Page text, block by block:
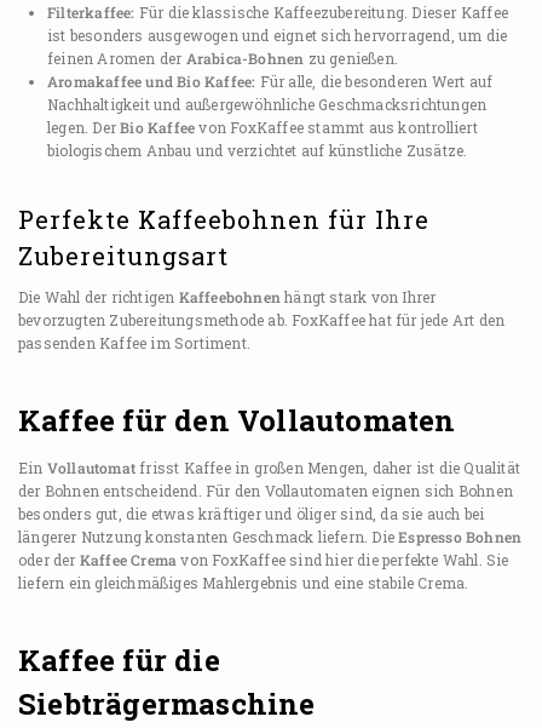
Filterkaffee: Für die klassische Kaffeezubereitung. Dieser Kaffee
ist besonders ausgewogen und eignet sich hervorragend, um die
feinen Aromen der Arabica-Bohnen zu genießen.
Aromakaffee und Bio Kaffee: Für alle, die besonderen Wert auf
Nachhaltigkeit und außergewöhnliche Geschmacksrichtungen
legen. DerBio Kaffeevon FoxKaffee stammt aus kontrolliert
biologischem Anbau und verzichtet auf künstliche Zusätze.
Perfekte Kaffeebohnen für Ihre
Zubereitungsart
Die Wahl der richtigen Kaffeebohnen hängt stark von Ihrer
bevorzugten Zubereitungsmethode ab. FoxKaffee hat für jede Art den
passenden Kaffee im Sortiment.
Kaffee für den Vollautomaten
Ein Vollautomat frisst Kaffee in großen Mengen, daher ist die Qualität
der Bohnen entscheidend. Für den Vollautomaten eignen sich Bohnen
besonders gut, die etwas kräftiger und öliger sind, da sie auch bei
längerer Nutzung konstanten Geschmack liefern. DieEspresso Bohnen
oder der Kaffee Crema von FoxKaffee sind hier die perfekte Wahl. Sie
liefern ein gleichmäßiges Mahlergebnis und eine stabile Crema.
Kaffee für die
Siebträgermaschine